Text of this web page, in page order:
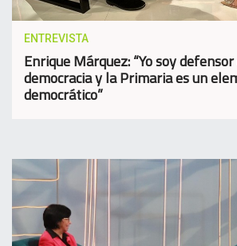
ENTREVISTA
Enrique Márquez: “Yo soy
democracia y la Primaria es un
democrático”